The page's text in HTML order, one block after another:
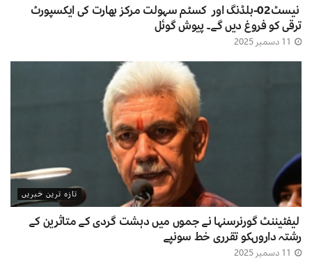
نیسٹ02-بلڈنگ اور کسٹم سہولت مرکز بھارت کی ایکسپورٹ
ترقی کو فروغ دیں گے۔ پیوش گوئل
تازہ ترین خبریں
لیفٹیننٹ گورنرسنہا نے جموں میں دہشت گردی کے متاثرین کے
رشتہ داروںکو تقرری خط سونپے